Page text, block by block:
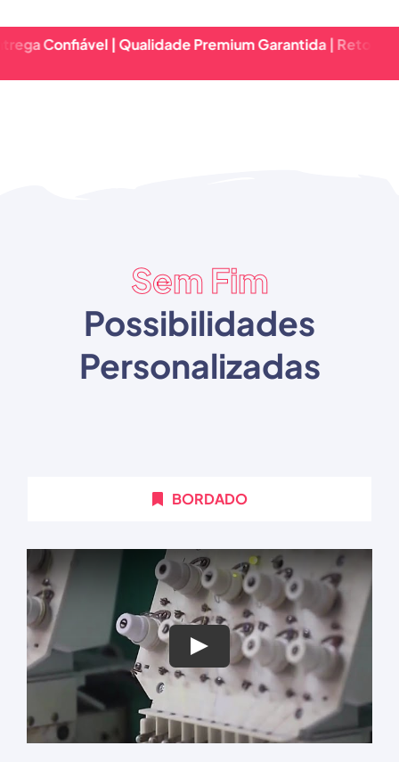
| Qualidade Premium Garantida | Retorno Rápido
Sem Fim
Possibilidades
Personalizadas
BORDADO